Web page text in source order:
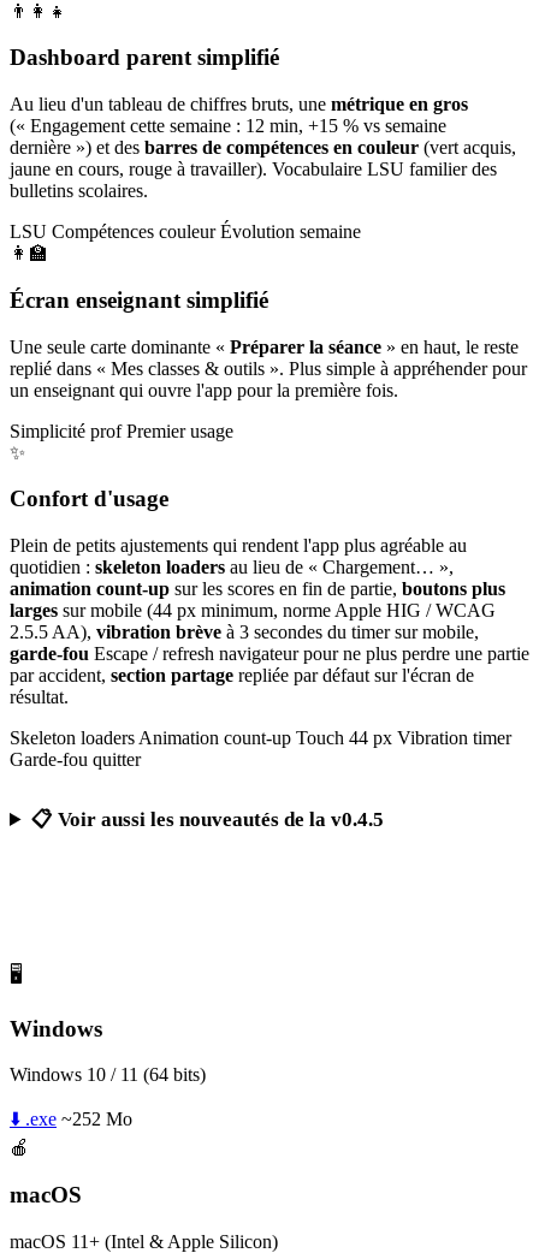
👨‍👩‍👧
Dashboard parent simplifié
Au lieu d'un tableau de chiffres bruts, une métrique en gros
(« Engagement cette semaine : 12 min, +15 % vs semaine
dernière ») et des barres de compétences en couleur (vert acquis,
jaune en cours, rouge à travailler). Vocabulaire LSU familier des
bulletins scolaires.
LSU Compétences couleur Évolution semaine
👩‍🏫
Écran enseignant simplifié
Une seule carte dominante « Préparer la séance » en haut, le reste
replié dans « Mes classes & outils ». Plus simple à appréhender pour
un enseignant qui ouvre l'app pour la première fois.
Simplicité prof Premier usage
✨
Confort d'usage
Plein de petits ajustements qui rendent l'app plus agréable au
quotidien : skeleton loaders au lieu de « Chargement… »,
animation count-up sur les scores en fin de partie, boutons plus
larges sur mobile (44 px minimum, norme Apple HIG / WCAG
2.5.5 AA), vibration brève à 3 secondes du timer sur mobile,
garde-fou Escape / refresh navigateur pour ne plus perdre une partie
par accident, section partage repliée par défaut sur l'écran de
résultat.
Skeleton loaders Animation count-up Touch 44 px Vibration timer
Garde-fou quitter
📋 Voir aussi les nouveautés de la v0.4.5
🖥️
Windows
Windows 10 / 11 (64 bits)
⬇️ .exe ~252 Mo
🍎
macOS
macOS 11+ (Intel & Apple Silicon)